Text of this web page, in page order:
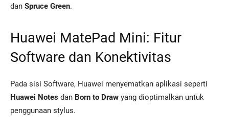
dan Spruce Green.
Huawei MatePad Mini: Fitur
Software dan Konektivitas
Pada sisi Software, Huawei menyematkan aplikasi seperti
Huawei Notes dan Born to Draw yang dioptimalkan untuk
penggunaan stylus.